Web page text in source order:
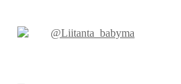
@Liitanta_babyma